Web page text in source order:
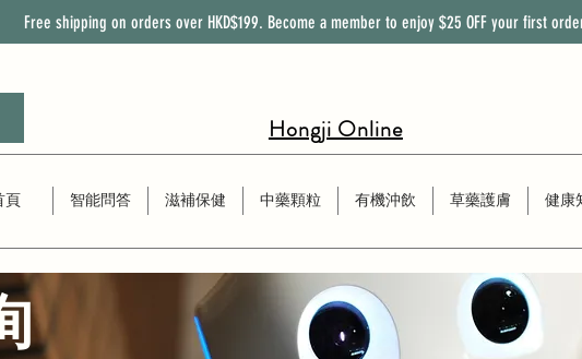
Free shipping on orders over HKD$199. Become a member to enjoy $25 OFF your first
Hongji Online
頁 智能問答 滋補保健 中藥顆粒 有機沖飲 草藥護膚 健康